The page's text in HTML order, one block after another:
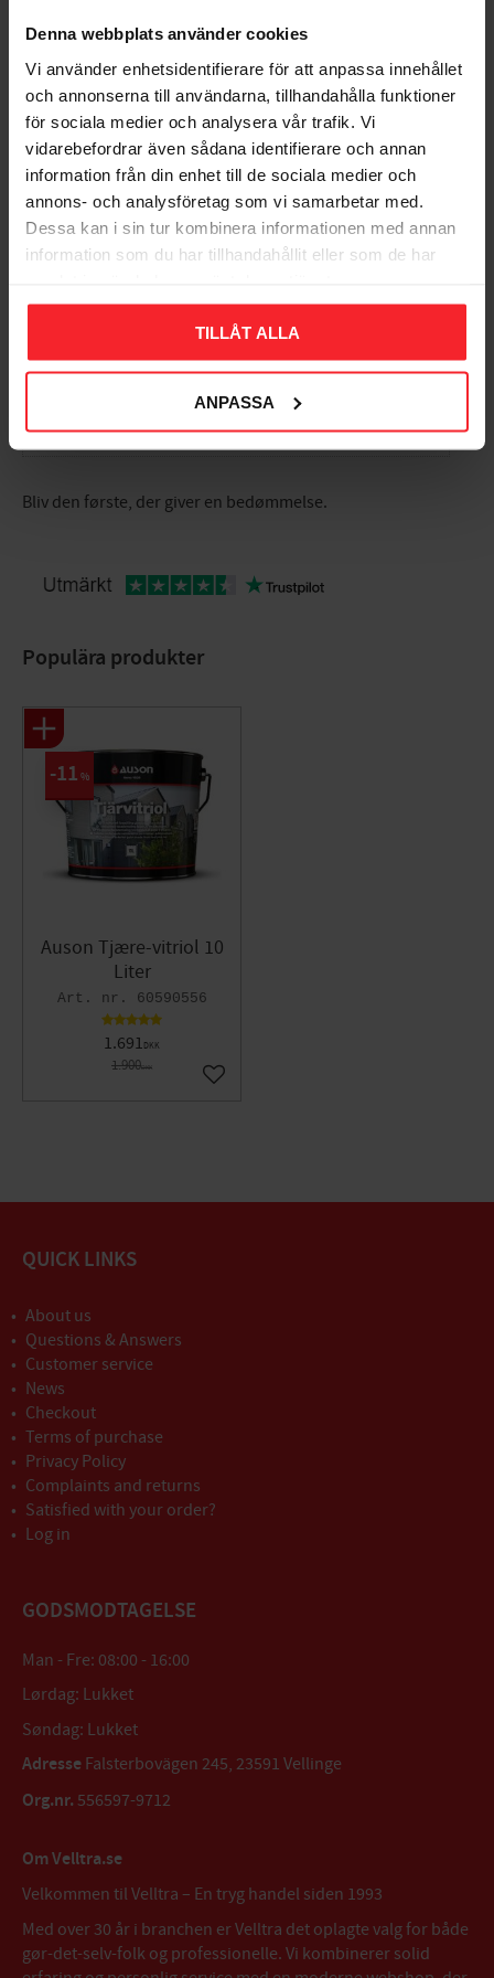
Denna webbplats använder cookies
Vi använder enhetsidentifierare för att anpassa innehållet
och annonserna till användarna, tillhandahålla funktioner
för sociala medier och analysera vår trafik. Vi
vidarebefordrar även sådana identifierare och annan
information från din enhet till de sociala medier och
annons- och analysföretag som vi samarbetar med.
Dessa kan i sin tur kombinera informationen med annan
information som du har tillhandahållit eller som de har
TILLÅT ALLA
ANPASSA
Bedømmelser
Bliv den første, der giver en bedømmelse.
MARKFÄSTE 406
520
Gem som favorit
Stolpe Milano, Hvid,
401W
7042894010010
1.774
Populära produkter
Auson Tjære-vitriol 10
Liter
60590556
1.691DKK
1.900DKK
11 %
Gem som favorit
QUICK LINKS
About us
Questions & Answers
Customer service
News
Checkout
Terms of purchase
Privacy Policy
Complaints and returns
Satisfied with your order?
Log in
GODSMODTAGELSE
Man - Fre: 08:00 - 16:00
Lørdag: Lukket
Søndag: Lukket
Adresse Falsterbovägen 245, 23591 Vellinge
Org.nr. 556597-9712
Om Velltra.se
Velkommen til Velltra – En tryg handel siden 1993
Med over 30 år i branchen er Velltra det oplagte valg for både
gør-det-selv-folk og professionelle. Vi kombinerer solid